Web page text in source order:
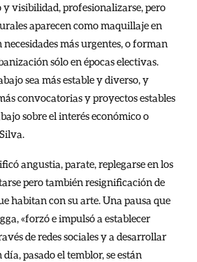
visibilidad, profesionalizarse, pero
aparecen como maquillaje en
más urgentes, o forman
sólo en épocas electivas.
sea más estable y diverso, y
convocatorias y proyectos estables
sobre el interés económico o
angustia, parate, replegarse en los
pero también resignificación de
habitan con su arte. Una pausa que
«forzó e impulsó a establecer
de redes sociales y a desarrollar
pasado el temblor, se están